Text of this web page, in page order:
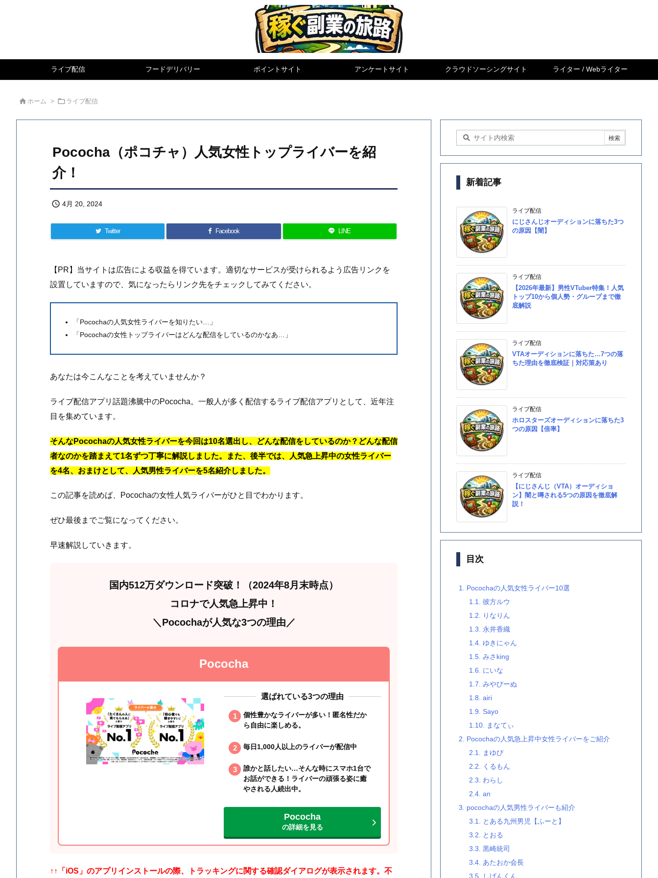
ライブ配信 フードデリバリー ポイントサイト アンケートサイト クラウドソーシングサイト ライター / Webライター
 ホーム >  ライブ配信
Pococha（ポコチャ）人気女性トップライバーを紹
介！
 4月 20, 2024
Twitter Facebook LINE
【PR】当サイトは広告による収益を得ています。適切なサービスが受けられるよう広告リンクを
設置していますので、気になったらリンク先をチェックしてみてください。
「Pocochaの人気女性ライバーを知りたい…」
「Pocochaの女性トップライバーはどんな配信をしているのかなあ…」
あなたは今こんなことを考えていませんか？
ライブ配信アプリ話題沸騰中のPococha。一般人が多く配信するライブ配信アプリとして、近年注
目を集めています。
そんなPocochaの人気女性ライバーを今回は10名選出し、どんな配信をしているのか？どんな配信
者なのかを踏まえて1名ずつ丁寧に解説しました。
また、後半では、人気急上昇中の女性ライバー
を4名、おまけとして、人気男性ライバーを5名紹介しました。
この記事を読めば、Pocochaの女性人気ライバーがひと目でわかります。
ぜひ最後までご覧になってください。
早速解説していきます。
国内512万ダウンロード突破！（2024年8月末時点）
コロナで人気急上昇中！
＼Pocochaが人気な3つの理由／
Pococha
選ばれている3つの理由
個性豊かなライバーが多い！匿名性だか
ら自由に楽しめる。
毎日1,000人以上のライバーが配信中
誰かと話したい…そんな時にスマホ1台で
お話ができる！ライバーの頑張る姿に癒
やされる人続出中。
Pococha
の詳細を見る
↑↑ 「iOS」のアプリインストールの際、トラッキングに関する確認ダイアログが表示されます。不
新着記事
ライブ配信
にじさんじオーディションに落ちた3つ
の原因【闇】
ライブ配信
【2026年最新】男性VTuber特集！人気
トップ10から個人勢・グループまで徹
底解説
ライブ配信
VTAオーディションに落ちた…7つの落
ちた理由を徹底検証｜対応策あり
ライブ配信
ホロスターズオーディションに落ちた3
つの原因【倍率】
ライブ配信
【にじさんじ（VTA）オーディショ
ン】闇と噂される5つの原因を徹底解
説！
目次
1.
Pocochaの人気女性ライバー10選
1.1.
彼方ルウ
1.2.
りなりん
1.3.
永井香織
1.4. ゆきにゃん
1.5. みさking
1.6.
にいな
1.7. みやびーぬ
1.8. airi
1.9.
Sayo
1.10.
まなてぃ
2.
Pocochaの人気急上昇中女性ライバーをご紹介
2.1.
まゆぴ
2.2.
くるもん
2.3.
わらし
2.4. an
3.
pocochaの人気男性ライバーも紹介
3.1.
とある九州男児【ふーと】
3.2.
とおる
3.3. 黒崎統司
3.4. あたおか会長
3.5.
しげんくん